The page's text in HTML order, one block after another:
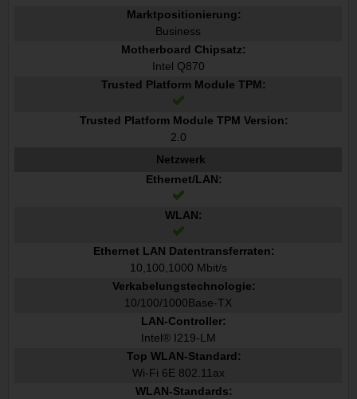
Marktpositionierung:
Business
Motherboard Chipsatz:
Intel Q870
Trusted Platform Module TPM:
Trusted Platform Module TPM Version:
2.0
Netzwerk
Ethernet/LAN:
WLAN:
Ethernet LAN Datentransferraten:
10,100,1000 Mbit/s
Verkabelungstechnologie:
10/100/1000Base-TX
LAN-Controller:
Intel® I219-LM
Top WLAN-Standard:
Wi-Fi 6E 802.11ax
WLAN-Standards: